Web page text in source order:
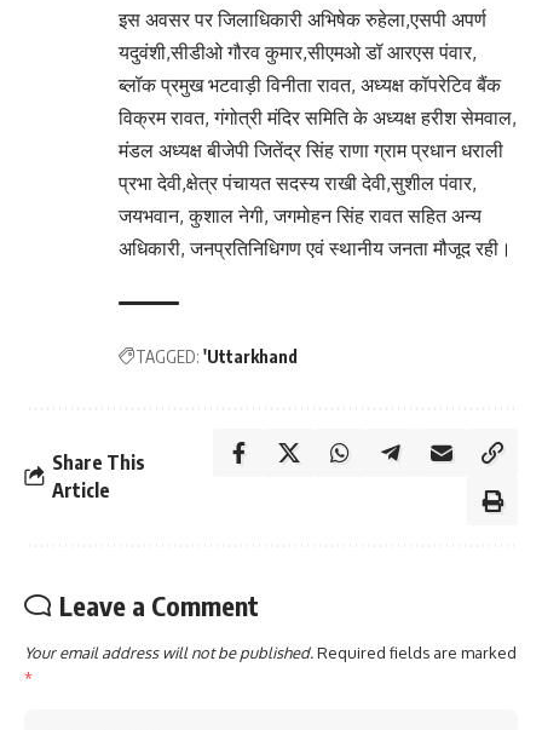
इस अवसर पर जिलाधिकारी अभिषेक रुहेला,एसपी अपर्ण
यदुवंशी,सीडीओ गौरव कुमार,सीएमओ डॉ आरएस पंवार,
ब्लॉक प्रमुख भटवाड़ी विनीता रावत, अध्यक्ष कॉपरेटिव बैंक
विक्रम रावत, गंगोत्री मंदिर समिति के अध्यक्ष हरीश सेमवाल,
मंडल अध्यक्ष बीजेपी जितेंद्र सिंह राणा ग्राम प्रधान धराली
प्रभा देवी,क्षेत्र पंचायत सदस्य राखी देवी,सुशील पंवार,
जयभवान, कुशाल नेगी, जगमोहन सिंह रावत सहित अन्य
अधिकारी, जनप्रतिनिधिगण एवं स्थानीय जनता मौजूद रही।
TAGGED: 'Uttarkhand
Share This
Article
Leave a Comment
Your email address will not be published.Required fields are marked
*